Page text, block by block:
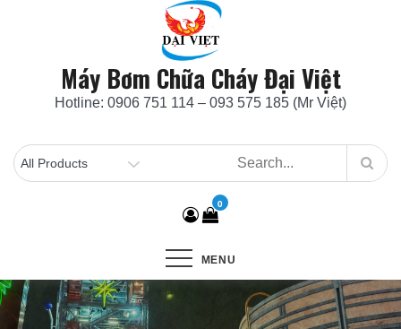
Máy Bơm Chữa Cháy Đại Việt
Hotline: 0906 751 114 – 093 575 185 (Mr Việt)
0
MENU